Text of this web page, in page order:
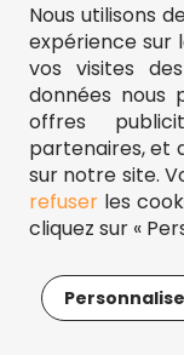
13,95€
** Frais d'envoi
fou-de-puzzle.com :
©
Nous utilisons
expérience sur
vos visites
données nous
offres
partenaires, et
sur notre site.
refuserles
cliquez sur «